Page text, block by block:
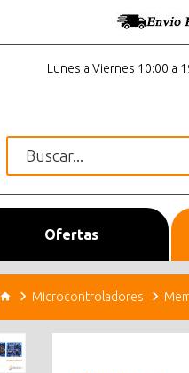
Lunes a Viernes 10:00 a
Ofertas
Microcontroladores